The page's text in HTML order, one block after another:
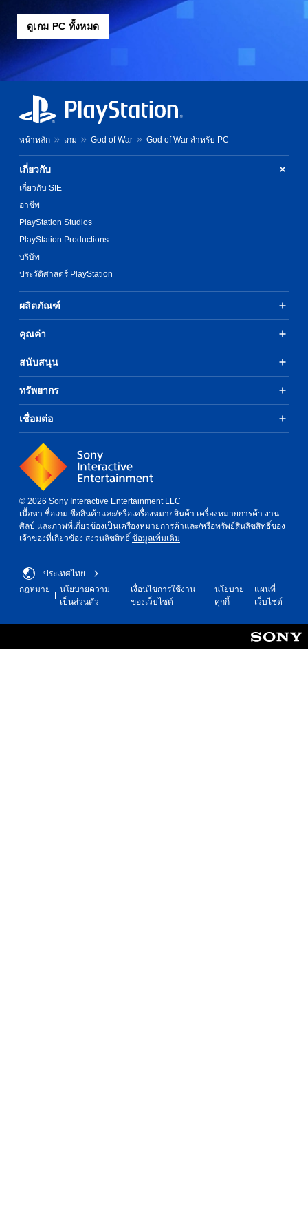
ดูเกม PC ทั้งหมด
หน้าหลัก เกม God of War God of War สำหรับ PC
เกี่ยวกับ
เกี่ยวกับ SIE
อาชีพ
PlayStation Studios
PlayStation Productions
บริษัท
ประวัติศาสตร์ PlayStation
ผลิตภัณฑ์
คุณค่า
สนับสนุน
ทรัพยากร
เชื่อมต่อ
© 2026 Sony Interactive Entertainment LLC
เนื้อหา ชื่อเกม ชื่อสินค้าและ/หรือเครื่องหมายสินค้า เครื่องหมายการค้า งาน
ศิลป์ และภาพที่เกี่ยวข้องเป็นเครื่องหมายการค้าและ/หรือทรัพย์สินลิขสิทธิ์ของ
เจ้าของที่เกี่ยวข้อง สงวนลิขสิทธิ์ ข้อมูลเพิ่มเติม
ประเทศไทย
กฎหมาย
นโยบายความ
เป็นส่วนตัว
เงื่อนไขการใช้งาน
ของเว็บไซต์
นโยบาย
คุกกี้
แผนที่
เว็บไซต์